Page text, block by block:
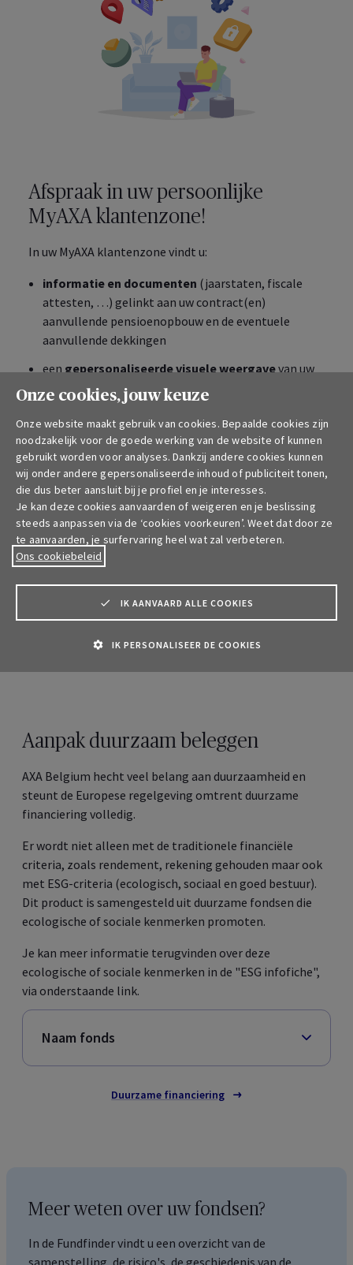
Afspraak in uw persoonlijke
MyAXA klantenzone!
In uw MyAXA klantenzone vindt u:
informatie en documenten (jaarstaten, fiscale
attesten, …) gelinkt aan uw contract(en)
aanvullende pensioenopbouw en de eventuele
aanvullende dekkingen
eengepersonaliseerde visuele weergavevan uw
bijeengespaarde bedrag en het fiscale voordeel
een tool om anoniem het
niveau van je mentaal
welzijn te evalueren en te ontdekken hoe je dit kan
behouden of verbeteren (indien je geniet van een
verzekering arbeidsongeschiktheidsrente met een
dekking psychologische aandoeningen).
deaangifte en opvolging van uw dossier
arbeidsongeschiktheid(indien u voor deze
aanvullende dekking hebt gekozen) met een
communicaties en de betalingen.
Meld u aan
Aanpak duurzaam beleggen
AXA Belgium hecht veel belang aan duurzaamheid en
steunt de Europese regelgeving omtrent duurzame
financiering volledig.
Er wordt niet alleen met de traditionele financiële
criteria, zoals rendement, rekening gehouden maar ook
met ESG-criteria (ecologisch, sociaal en goed bestuur).
Dit product is samengesteld uit duurzame fondsen die
ecologische of sociale kenmerken promoten.
Je kan meer informatie terugvinden over deze
ecologische of sociale kenmerken in de "ESG infofiche",
via onderstaande link.
Naam fonds
Duurzame financiering
Meer weten over uw fondsen?
In de Fundfindervindt u een overzicht van de
Onze cookies, jouw keuze
Onze website maakt gebruik van cookies. Bepaalde cookies zijn
noodzakelijk voor de goede werking van de website of kunnen
gebruikt worden voor analyses. Dankzij andere cookies kunnen
wij onder andere gepersonaliseerde inhoud of publiciteit tonen,
die dus beter aansluit bij je profiel en je interesses.
Je kan deze cookies aanvaarden of weigeren en je beslissing
steeds aanpassen via de ‘cookies voorkeuren’. Weet dat door ze
te aanvaarden, je surfervaring heel wat zal verbeteren.
Ons cookiebeleid
IK AANVAARD ALLE COOKIES
IK PERSONALISEER DE COOKIES